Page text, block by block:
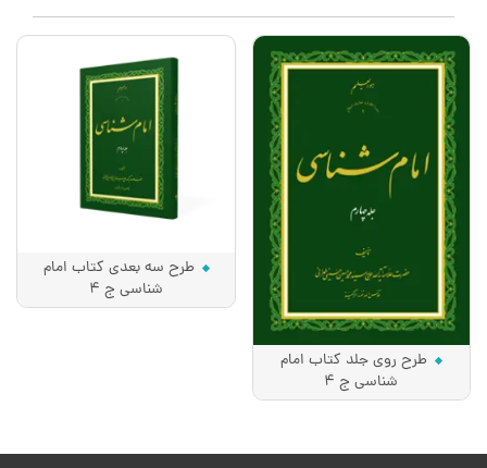
طرح روی جلد کتاب امام
شناسی ج 4
طرح سه بعدی کتاب امام
شناسی ج 4